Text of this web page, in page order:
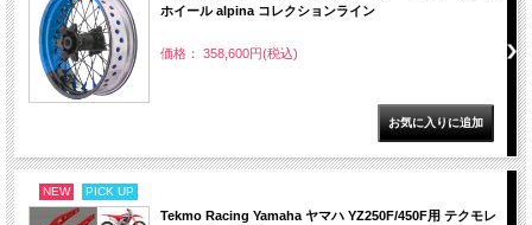
ホイール alpina コレクションライン
価格： 358,600円(税込)
NEW PICK UP
Tekmo Racing Yamaha ヤマハ YZ250F/450F用 テクモレ